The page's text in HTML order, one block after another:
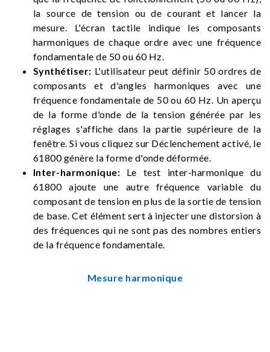
la source de tension ou de courant et lancer la
mesure. L'écran tactile indique les composants
harmoniques de chaque ordre avec une fréquence
fondamentale de 50 ou 60 Hz.
Synthétiser: L'utilisateur peut définir 50 ordres de
composants et d'angles harmoniques avec une
fréquence fondamentale de 50 ou 60 Hz. Un aperçu
de la forme d'onde de la tension générée par les
réglages s'affiche dans la partie supérieure de la
fenêtre. Si vous cliquez sur Déclenchement activé, le
61800 génère la forme d'onde déformée.
Inter-harmonique: Le test inter-harmonique du
61800 ajoute une autre fréquence variable du
composant de tension en plus de la sortie de tension
de base. Cet élément sert à injecter une distorsion à
des fréquences qui ne sont pas des nombres entiers
de la fréquence fondamentale.
Mesure harmonique